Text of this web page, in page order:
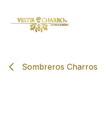
Sombreros Charros